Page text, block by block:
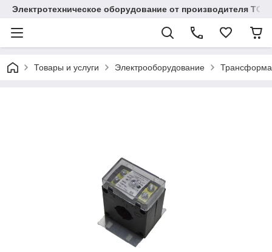
Электротехническое оборудование от производителя TOO
Товары и услуги Электрооборудование